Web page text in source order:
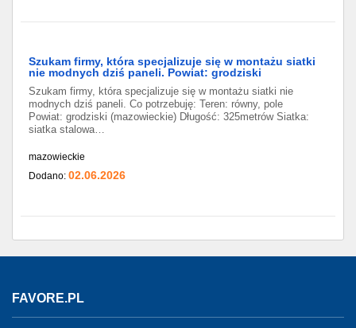
Szukam firmy, która specjalizuje się w montażu siatki
nie modnych dziś paneli. Powiat: grodziski
Szukam firmy, która specjalizuje się w montażu siatki nie
modnych dziś paneli. Co potrzebuję: Teren: równy, pole
Powiat: grodziski (mazowieckie) Długość: 325metrów Siatka:
siatka stalowa…
mazowieckie
Dodano: 02.06.2026
FAVORE.PL